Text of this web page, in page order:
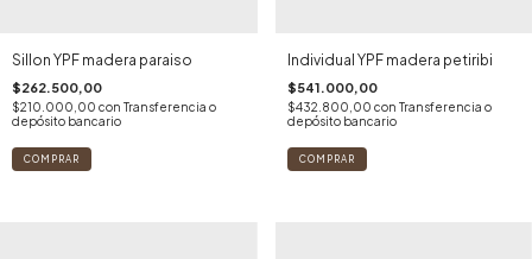
Sillon YPF madera paraiso
$262.500,00
$210.000,00 con Transferencia o
depósito bancario
COMPRAR
Individual YPF madera petiribi
$541.000,00
$432.800,00 con Transferencia o
depósito bancario